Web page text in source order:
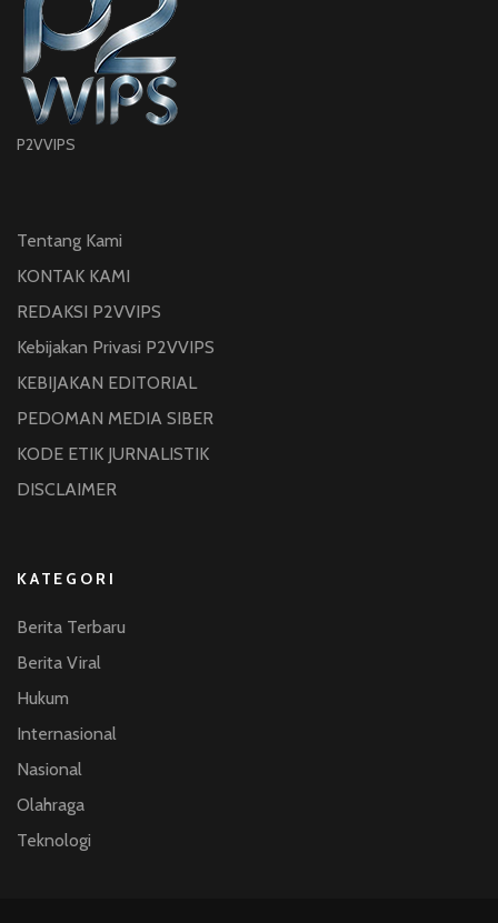
P2VVIPS
Tentang Kami
KONTAK KAMI
REDAKSI P2VVIPS
Kebijakan Privasi P2VVIPS
KEBIJAKAN EDITORIAL
PEDOMAN MEDIA SIBER
KODE ETIK JURNALISTIK
DISCLAIMER
KATEGORI
Berita Terbaru
Berita Viral
Hukum
Internasional
Nasional
Olahraga
Teknologi